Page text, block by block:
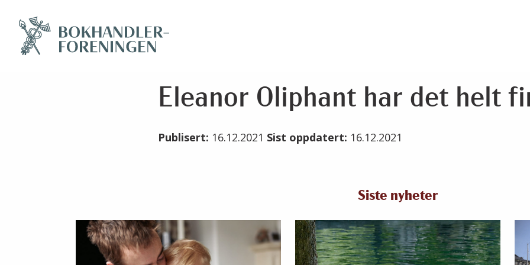
Eleanor Oliphant har det helt
Publisert: 16.12.2021 Sist oppdatert: 16.12.2021
Siste nyheter